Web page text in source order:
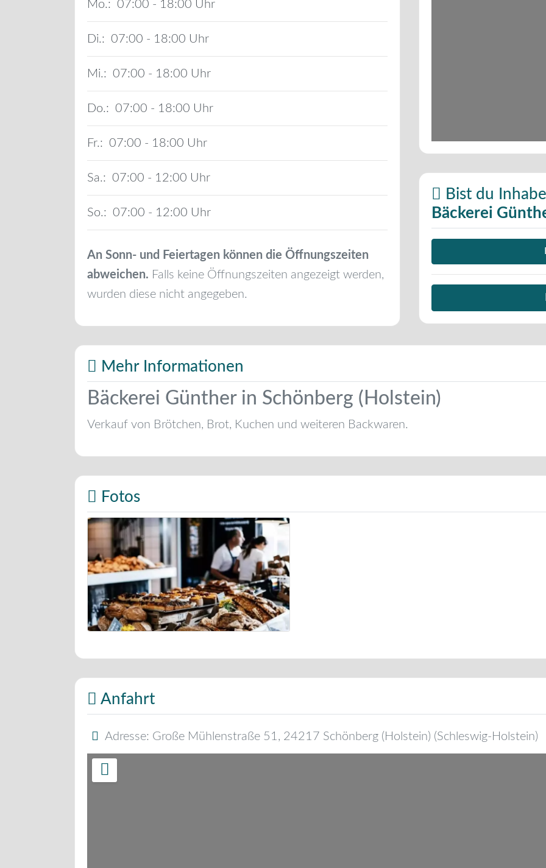
Mo.: 07:00 - 18:00
Di.: 07:00 - 18:00
Mi.: 07:00 - 18:00
Do.: 07:00 - 18:00
Fr.: 07:00 - 18:00
Sa.: 07:00 - 12:00
So.: 07:00 - 12:00
An Sonn- und Feiertagen können die Öffnungszeiten
abweichen. Falls keine Öffnungszeiten angezeigt werden,
wurden diese nicht angegeben.
Bist du
Bäckerei
Mehr Informationen
Bäckerei Günther in Schönberg (Holstein)
Verkauf von Brötchen, Brot, Kuchen und weiteren Backwaren.
Fotos
Bäckerei Musterbild
Anfahrt
Adresse: Große Mühlenstraße 51, 24217 Schönberg (Holstein) (Schleswig-Holstein)